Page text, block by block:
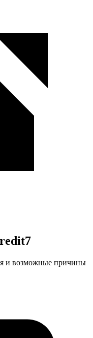
и возможные причины